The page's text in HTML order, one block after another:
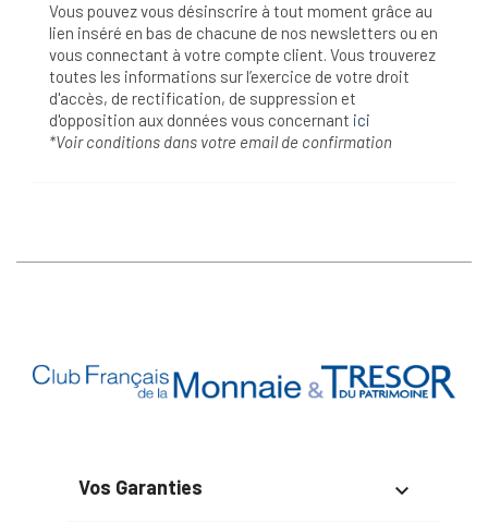
Vous pouvez vous désinscrire à tout moment grâce au
lien inséré en bas de chacune de nos newsletters ou en
vous connectant à votre compte client. Vous trouverez
toutes les informations sur l’exercice de votre droit
d'accès, de rectification, de suppression et
d'opposition aux données vous concernant ici
*Voir conditions dans votre email de confirmation
Vos Garanties 